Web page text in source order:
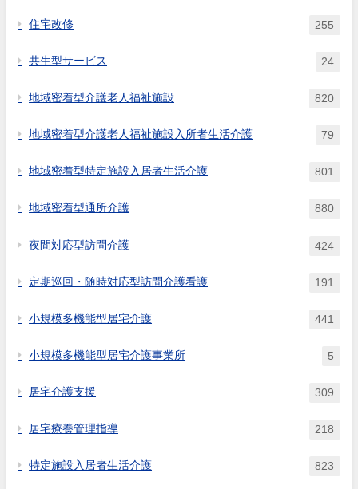
住宅改修 255
共生型サービス 24
地域密着型介護老人福祉施設 820
地域密着型介護老人福祉施設入所者生活介護 79
地域密着型特定施設入居者生活介護 801
地域密着型通所介護 880
夜間対応型訪問介護 424
定期巡回・随時対応型訪問介護看護 191
小規模多機能型居宅介護 441
小規模多機能型居宅介護事業所 5
居宅介護支援 309
居宅療養管理指導 218
特定施設入居者生活介護 823